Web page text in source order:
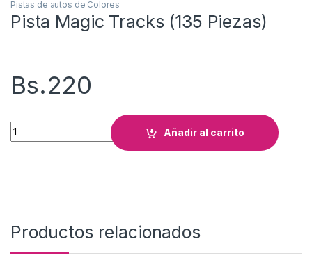
Pistas de autos de Colores
Pista Magic Tracks (135 Piezas)
Bs.220
Pista Magic Tracks (135 Piezas) cantidad
Añadir al carrito
Productos relacionados